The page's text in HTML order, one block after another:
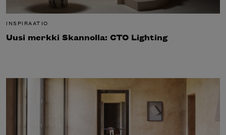
INSPIRAATIO
Uusi merkki Skannolla: CTO Lighting